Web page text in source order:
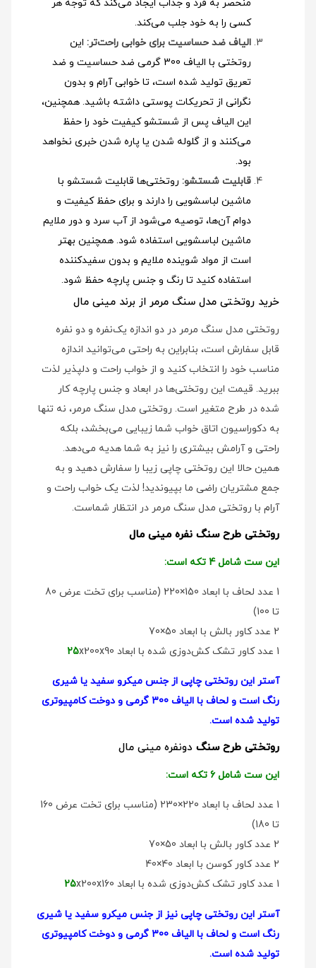
منحصر به فرد و جذاب ایجاد می‌کند که توجه هر
کسی را به خود جلب می‌کند.
الیاف ضد حساسیت برای خوابی راحت‌تر: این
روتختی با الیاف 300 گرمی ضد حساسیت و ضد
تعریق تولید شده است، تا خوابی آرام و بدون
نگرانی از تحریکات پوستی داشته باشید. همچنین،
این الیاف پس از شستشو کیفیت خود را حفظ
می‌کنند و از گلوله شدن یا پاره شدن خبری نخواهد
بود.
قابلیت شستشو: روتختی‌ها قابلیت شستشو با
ماشین لباسشویی را دارند و برای حفظ کیفیت و
دوام آن‌ها، توصیه می‌شود از آب سرد و دور ملایم
ماشین لباسشویی استفاده شود. همچنین بهتر
است از مواد شوینده ملایم و بدون سفیدکننده
استفاده کنید تا رنگ و جنس پارچه حفظ شود.
خرید روتختی مدل سنگ مرمر از برند مینی مال
روتختی مدل سنگ مرمر در دو اندازه یک‌نفره و دو نفره
قابل سفارش است، بنابراین به راحتی می‌توانید اندازه
مناسب خود را انتخاب کنید و از خواب راحت و دلپذیر لذت
ببرید. قیمت این روتختی‌ها در ابعاد و جنس پارچه کار
شده در طرح متغیر است. روتختی مدل سنگ مرمر، نه تنها
به دکوراسیون اتاق خواب شما زیبایی می‌بخشد، بلکه
راحتی و آرامش بیشتری را نیز به شما هدیه می‌دهد.
همین حالا این روتختی چاپی زیبا را سفارش دهید و به
جمع مشتریان راضی ما بپیوندید! لذت یک خواب راحت و
آرام با روتختی مدل سنگ مرمر در انتظار شماست.
روتختی طرح سنگ نفره مینی مال
این ست شامل 4 تکه است:
1 عدد لحاف با ابعاد 150×220 (مناسب برای تخت عرض 80
تا 100)
2 عدد کاور بالش با ابعاد 50×70
1 عدد کاور تشک کش‌دوزی شده با ابعاد
25x200x90
آستر این روتختی چاپی از جنس میکرو سفید یا شیری
رنگ است و لحاف با الیاف 300 گرمی و دوخت کامپیوتری
تولید شده است.
روتختی طرح سنگ دو‌نفره مینی مال
این ست شامل 6 تکه است:
1 عدد لحاف با ابعاد 220×230 (مناسب برای تخت عرض 160
تا 180)
2 عدد کاور بالش با ابعاد 50×70
2 عدد کاور کوسن با ابعاد 40×40
1 عدد کاور تشک کش‌دوزی شده با ابعاد
25x200x160
آستر این روتختی چاپی نیز از جنس میکرو سفید یا شیری
رنگ است و لحاف با الیاف 300 گرمی و دوخت کامپیوتری
تولید شده است.